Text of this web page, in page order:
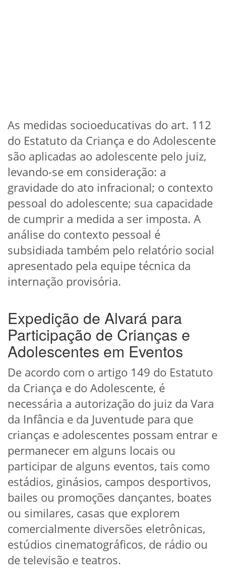
As medidas socioeducativas do art. 112
do Estatuto da Criança e do Adolescente
são aplicadas ao adolescente pelo juiz,
levando-se em consideração: a
gravidade do ato infracional; o contexto
pessoal do adolescente; sua capacidade
de cumprir a medida a ser imposta. A
análise do contexto pessoal é
subsidiada também pelo relatório social
apresentado pela equipe técnica da
internação provisória.
Expedição de Alvará para
Participação de Crianças e
Adolescentes em Eventos
De acordo com o artigo 149 do Estatuto
da Criança e do Adolescente, é
necessária a autorização do juiz da Vara
da Infância e da Juventude para que
crianças e adolescentes possam entrar e
permanecer em alguns locais ou
participar de alguns eventos, tais como
estádios, ginásios, campos desportivos,
bailes ou promoções dançantes, boates
ou similares, casas que explorem
comercialmente diversões eletrônicas,
estúdios cinematográficos, de rádio ou
de televisão e teatros.